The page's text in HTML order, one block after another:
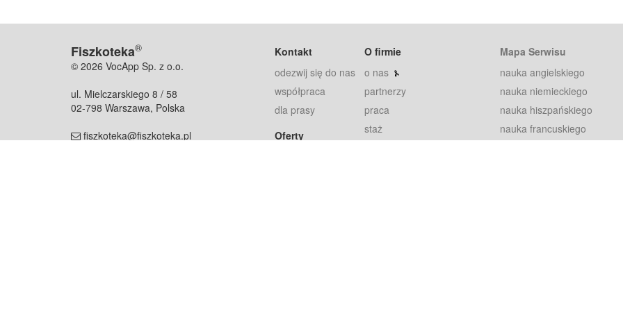
Fiszkoteka®
© 2026 VocApp Sp. z o.o.
ul. Mielczarskiego 8 / 58
02-798 Warszawa, Polska
fiszkoteka@fiszkoteka.pl
Kontakt
odezwij się do nas
współpraca
dla prasy
Oferty
O firmie
o nas
partnerzy
praca
staż
Mapa Serwisu
nauka angielskiego
nauka niemieckiego
nauka hiszpańskiego
nauka francuskiego